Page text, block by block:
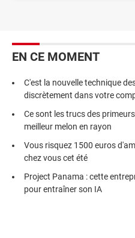
EN CE MOMENT
C'est la nouvelle technique
discrètement dans votre
Ce sont les trucs des
meilleur melon en rayon
Vous risquez 1500 euros
chez vous cet été
Project Panama : cette
pour entraîner son IA